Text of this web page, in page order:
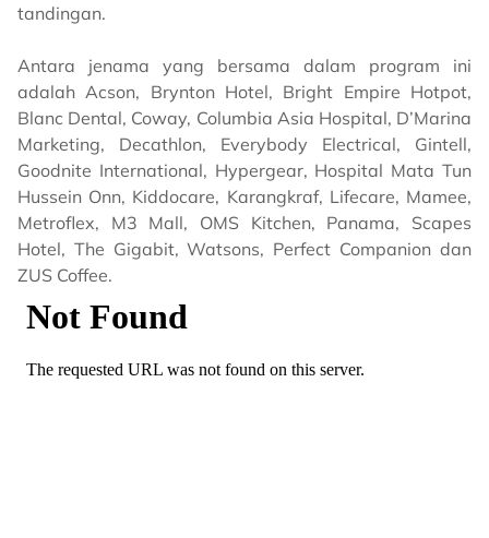
tandingan.
Antara jenama yang bersama dalam program ini
adalah Acson, Brynton Hotel, Bright Empire Hotpot,
Blanc Dental, Coway, Columbia Asia Hospital, D’Marina
Marketing, Decathlon, Everybody Electrical, Gintell,
Goodnite International, Hypergear, Hospital Mata Tun
Hussein Onn, Kiddocare, Karangkraf, Lifecare, Mamee,
Metroflex, M3 Mall, OMS Kitchen, Panama, Scapes
Hotel, The Gigabit, Watsons, Perfect Companion dan
ZUS Coffee.